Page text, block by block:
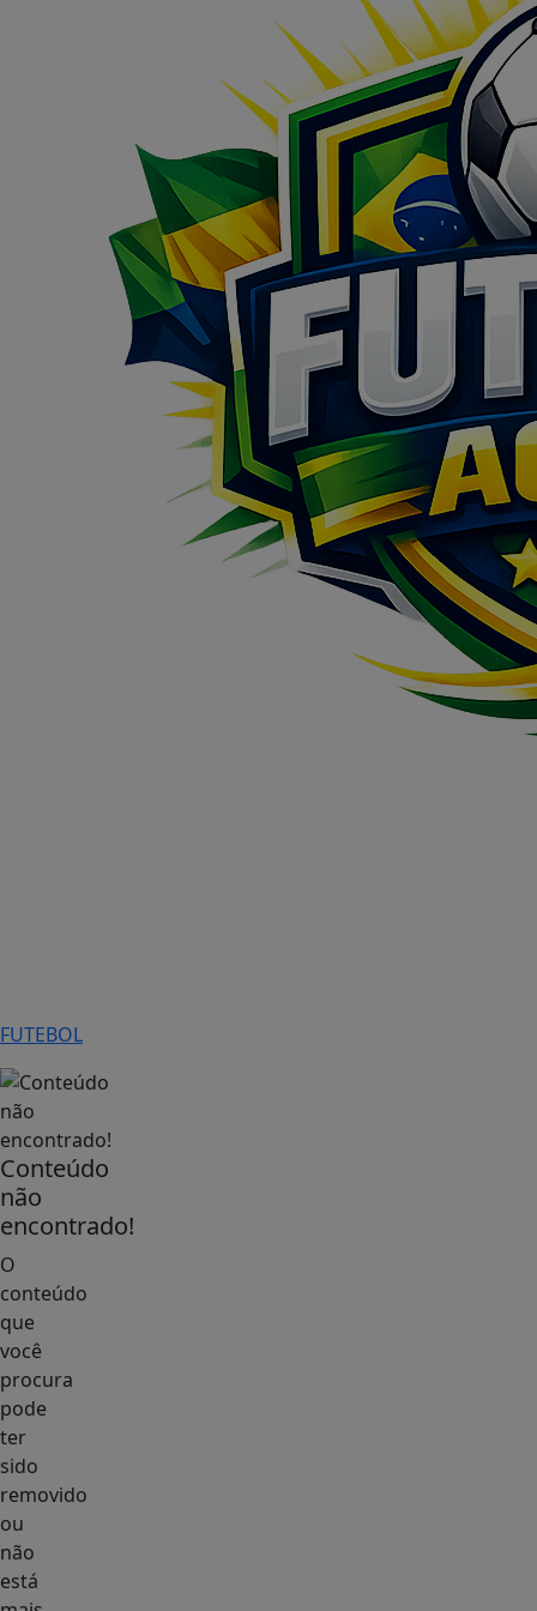
FUTEBOL
Conteúdo
não
encontrado!
O
conteúdo
que
você
procura
pode
ter
sido
removido
ou
não
está